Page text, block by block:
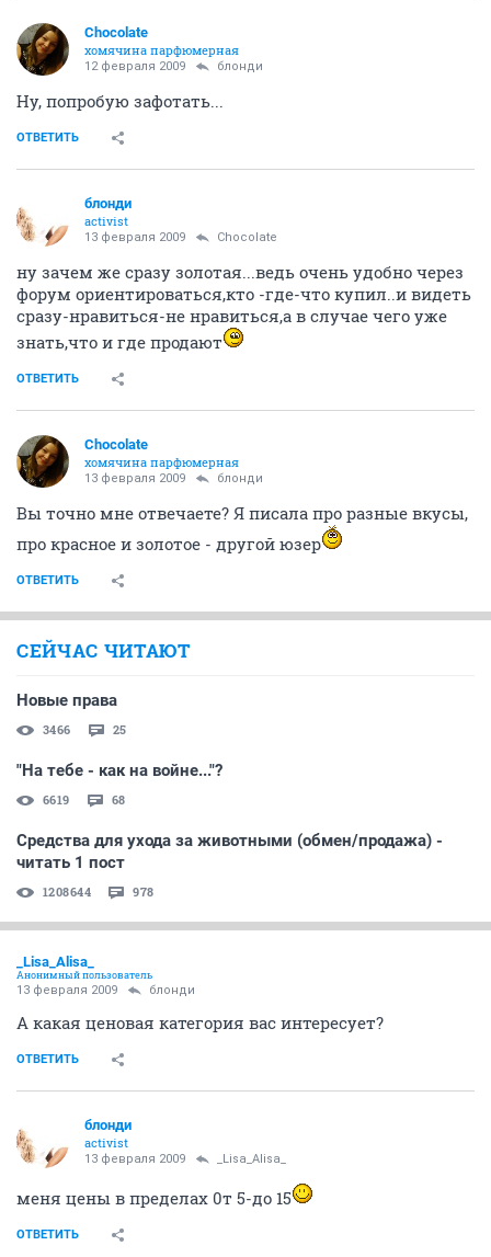
Chocolate
хомячина парфюмерная
12 февраля 2009 блонди
Ну, попробую зафотать...
ОТВЕТИТЬ
блонди
activist
13 февраля 2009 Chocolate
ну зачем же сразу золотая...ведь очень удобно через
форум ориентироваться,кто -где-что купил..и видеть
сразу-нравиться-не нравиться,а в случае чего уже
знать,что и где продают
ОТВЕТИТЬ
Chocolate
хомячина парфюмерная
13 февраля 2009 блонди
Вы точно мне отвечаете? Я писала про разные вкусы,
про красное и золотое - другой юзер
ОТВЕТИТЬ
СЕЙЧАС ЧИТАЮТ
Новые права
3466 25
"На тебе - как на войне..."?
6619 68
Средства для ухода за животными (обмен/продажа) -
читать 1 пост
1208644 978
_Lisa_Alisa_
Анонимный пользователь
13 февраля 2009 блонди
А какая ценовая категория вас интересует?
ОТВЕТИТЬ
блонди
activist
13 февраля 2009 _Lisa_Alisa_
меня цены в пределах 0т 5-до 15
ОТВЕТИТЬ